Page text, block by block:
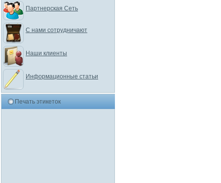
Партнерская Сеть
С нами сотрудничают
Наши клиенты
Информационные статьи
Печать этикеток